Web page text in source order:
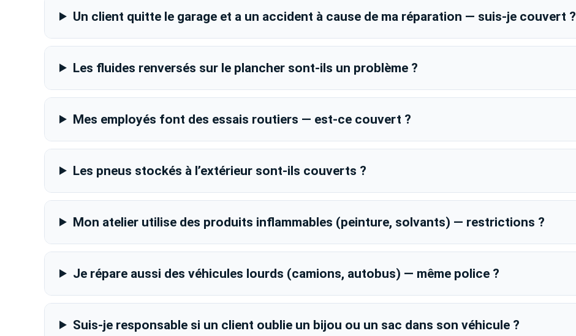
Un client quitte le garage et a un accident à cause de ma réparation — suis-je couvert ?
Les fluides renversés sur le plancher sont-ils un problème ?
Mes employés font des essais routiers — est-ce couvert ?
Les pneus stockés à l’extérieur sont-ils couverts ?
Mon atelier utilise des produits inflammables (peinture, solvants) — restrictions ?
Je répare aussi des véhicules lourds (camions, autobus) — même police ?
Suis-je responsable si un client oublie un bijou ou un sac dans son véhicule ?